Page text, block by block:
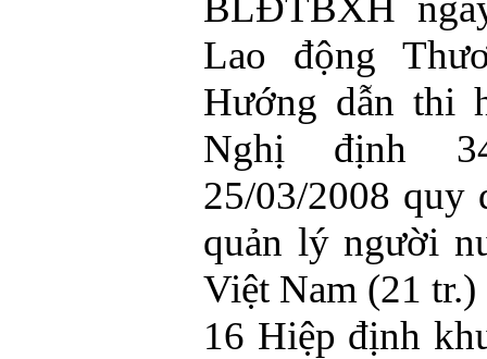
Lao động
Hướng dẫn thi
Nghị định
25/03/2008 quy
quản lý người
Việt Nam (21 tr.)
16 Hiệp định